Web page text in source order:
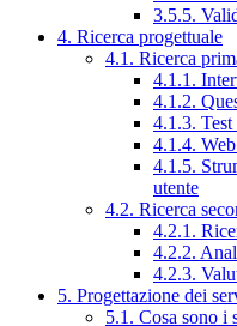
3.5.5.
4. Ricerca progettuale
4.1. Ricerca
4.1.1.
4.1.2.
4.1.3.
4.1.4.
4.1.5.
utente
4.2. Ricerca
4.2.1.
4.2.2.
4.2.3.
5. Progettazione dei
5.1. Cosa sono i